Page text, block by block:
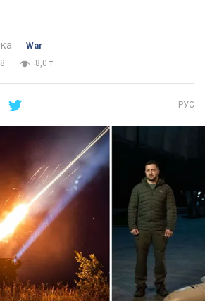
War
8,0 т.
РУС